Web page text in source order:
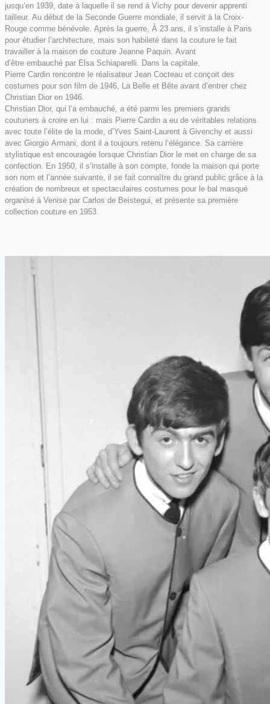
jusqu’en 1939, date à laquelle il se rend à Vichy pour devenir apprenti
tailleur. Au début de la Seconde Guerre mondiale, il servit à la Croix-
Rouge comme bénévole. Après la guerre, À 23 ans, il s’installe à Paris
pour étudier l’architecture, mais son habileté dans la couture le fait
travailler à la maison de couture Jeanne Paquin. Avant
d’être embauché par Elsa Schiaparelli. Dans la capitale,
Pierre Cardin rencontre le réalisateur Jean Cocteau et conçoit des
costumes pour son film de 1946, La Belle et Bête avant d’entrer chez
Christian Dior en 1946.
Christian Dior, qui l’a embauché, a été parmi les premiers grands
couturiers à croire en lui : mais Pierre Cardin a eu de véritables relations
avec toute l’élite de la mode, d’Yves Saint-Laurent à Givenchy et aussi
avec Giorgio Armani, dont il a toujours retenu l’élégance. Sa carrière
stylistique est encouragée lorsque Christian Dior le met en charge de sa
confection. En 1950, il s’installe à son compte, fonde la maison qui porte
son nom et l’année suivante, il se fait connaître du grand public grâce à la
création de nombreux et spectaculaires costumes pour le bal masqué
organisé à Venise par Carlos de Beistegui, et présente sa première
collection couture en 1953.